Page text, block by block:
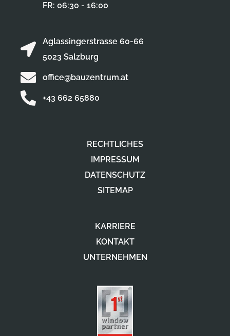
RECHTLICHES
IMPRESSUM
DATENSCHUTZ
SITEMAP
KARRIERE
KONTAKT
UNTERNEHMEN
Aglassingerstrasse 60-66
5023 Salzburg
office@bauzentrum.at
+43 662 65880
FR: 06:30 - 16:00